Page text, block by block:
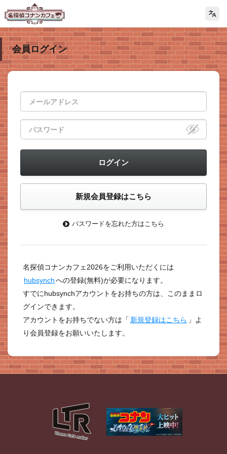
会員ログイン
> パスワードを忘れた方はこちら
名探偵コナンカフェ2026をご利用いただくには
hubsynchへの登録(無料)が必要になります。
すでにhubsynchアカウントをお持ちの方は、このままロ
グインできます。
アカウントをお持ちでない方は「 新規登録はこちら 」よ
り会員登録をお願いいたします。